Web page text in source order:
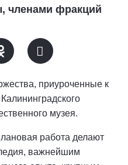
членами фракций
приуроченные к
музея.
работа делают
важнейшим